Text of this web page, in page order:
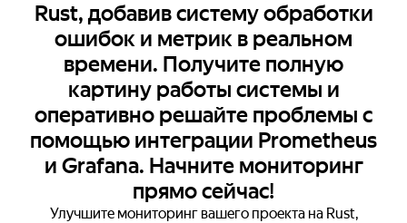
Rust, добавив систему обработки
ошибок и метрик в реальном
времени. Получите полную
картину работы системы и
оперативно решайте проблемы с
помощью интеграции Prometheus
и Grafana. Начните мониторинг
прямо сейчас!
Улучшите мониторинг вашего проекта на Rust,